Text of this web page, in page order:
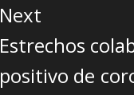
Next
Next
post:
Estrechos
positivo de